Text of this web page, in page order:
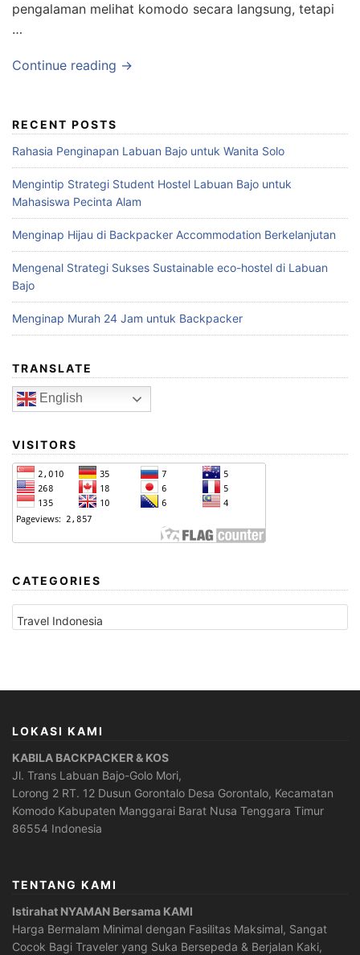
pengalaman melihat komodo secara langsung, tetapi
…
Continue reading →
RECENT POSTS
Rahasia Penginapan Labuan Bajo untuk Wanita Solo
Mengintip Strategi Student Hostel Labuan Bajo untuk
Mahasiswa Pecinta Alam
Menginap Hijau di Backpacker Accommodation Berkelanjutan
Mengenal Strategi Sukses Sustainable eco-hostel di Labuan
Bajo
Menginap Murah 24 Jam untuk Backpacker
TRANSLATE
English
VISITORS
CATEGORIES
CATEGORIES
LOKASI KAMI
KABILA BACKPACKER & KOS
Jl. Trans Labuan Bajo-Golo Mori,
Lorong 2 RT. 12 Dusun Gorontalo Desa Gorontalo, Kecamatan
Komodo Kabupaten Manggarai Barat Nusa Tenggara Timur
86554 Indonesia
TENTANG KAMI
Istirahat NYAMAN Bersama KAMI
Harga Bermalam Minimal dengan Fasilitas Maksimal, Sangat
Cocok Bagi Traveler yang Suka Bersepeda & Berjalan Kaki,